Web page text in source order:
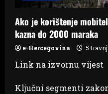
Ako je korištenje
kazna do 2000 maraka
e-Hercegovina 5
Link na izvornu vijest
Ključni segmenti